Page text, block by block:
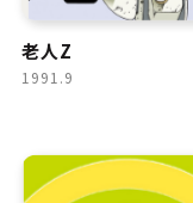
老人Z
1991.9